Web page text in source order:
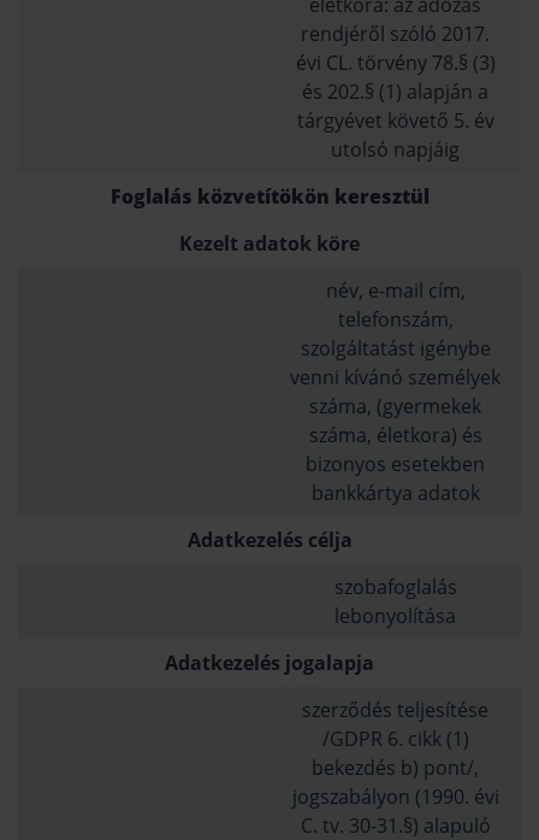
rendjéről szóló 2017.
évi CL. törvény 78.§ (3)
és 202.§ (1) alapján a
tárgyévet követő 5. év
utolsó napjáig
Foglalás közvetítökön keresztül
Kezelt adatok köre
név, e-mail cím,
telefonszám,
szolgáltatást igénybe
venni kívánó személyek
száma, (gyermekek
száma, életkora) és
bizonyos esetekben
bankkártya adatok
Adatkezelés célja
szobafoglalás
lebonyolítása
Adatkezelés jogalapja
szerződés teljesítése
/GDPR 6. cikk (1)
bekezdés b) pont/,
jogszabályon (1990. évi
C. tv. 30-31.§) alapuló